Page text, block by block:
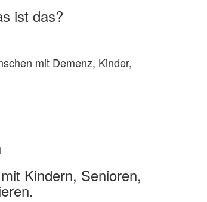
ist das?
mit Demenz, Kinder,
Kindern, Senioren,